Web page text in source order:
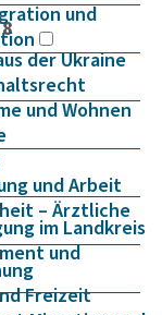
und
der Ukraine
und Wohnen
und Arbeit
– Ärztliche
im Landkreis
und
Freizeit